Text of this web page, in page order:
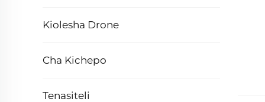
Kiolesha Drone
Cha Kichepo
Tenasiteli